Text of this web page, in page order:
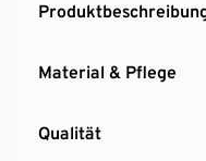
Material & Pflege
Qualität